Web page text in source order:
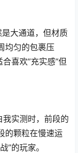
大通道，但材质
均匀的包裹压
喜欢”充实感”但
我实测时，前段的
的颗粒在慢速运
”的玩家。